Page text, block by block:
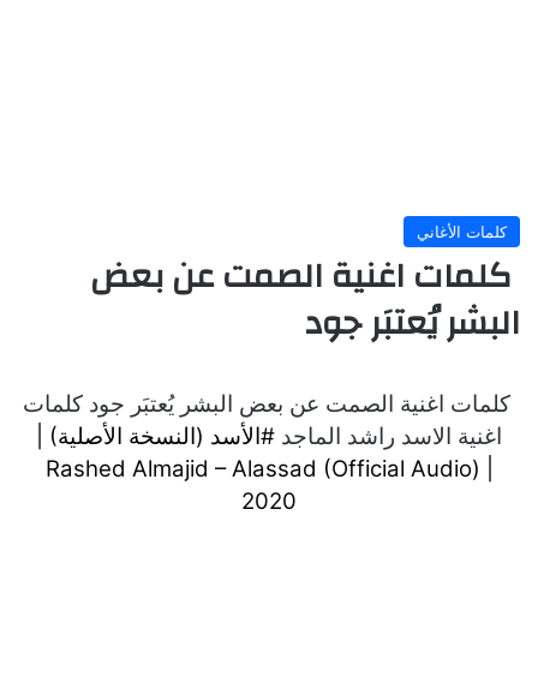
كلمات الأغاني
كلمات اغنية الصمت عن بعض
البشر يُعتبَر جود
كلمات اغنية الصمت عن بعض البشر يُعتبَر جود كلمات
اغنية الاسد راشد الماجد #الأسد (النسخة الأصلية) |
Rashed Almajid – Alassad (Official Audio) |
2020